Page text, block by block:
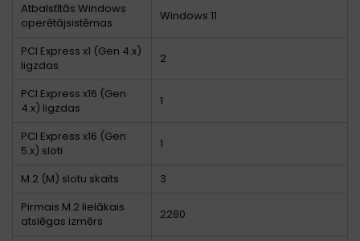
Atbalstītās Windows
operētājsistēmas
Windows 11
PCI Express x1 (Gen 4.x)
ligzdas
2
PCI Express x16 (Gen
4.x) ligzdas
1
PCI Express x16 (Gen
5.x) sloti
1
M.2 (M) slotu skaits
3
Pirmais M.2 lielākais
atslēgas izmērs
2280